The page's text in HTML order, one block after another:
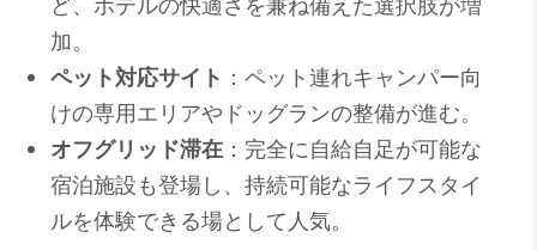
加。
ペット対応サイト ：ペット連れキャンパー向
けの専用エリアやドッグランの整備が進む。
オフグリッド滞在：完全に自給自足が可能な
宿泊施設も登場し、持続可能なライフスタイ
ルを体験できる場として人気。